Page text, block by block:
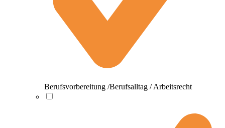
Berufsvorbereitung /Berufsalltag / Arbeitsrecht